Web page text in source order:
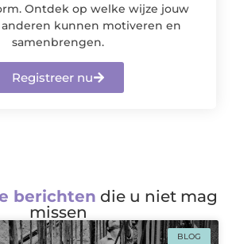
Ontdek op welke wijze jouw
kunnen motiveren en
samenbrengen.
Registreer nu
berichten die u niet mag
missen
BLOG